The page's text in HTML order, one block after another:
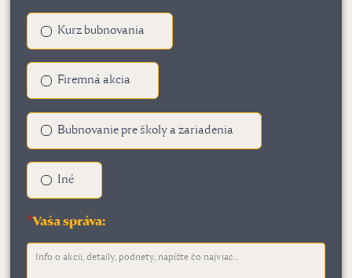
Kurz bubnovania
Firemná akcia
Bubnovanie pre školy a zariadenia
Iné
*Vaša správa: